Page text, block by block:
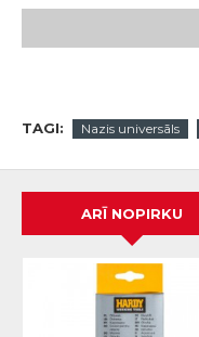
TAGI: Nazis universāls
ARĪ NOPIRKU